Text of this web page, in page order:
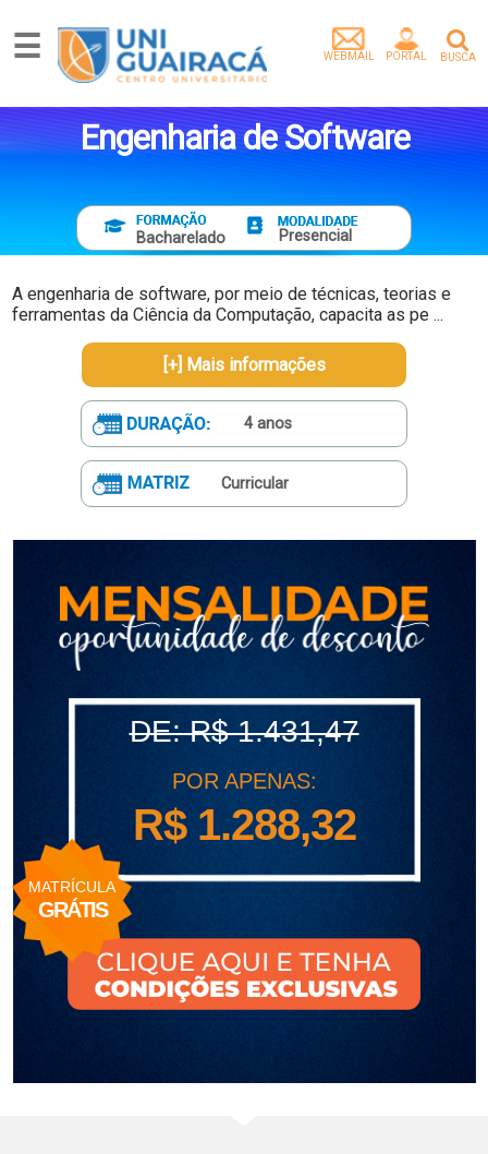
Graduação
Graduação
Extensão
Egressos
Extensão
Vídeos
Instituição
Empresa
parceira
Tenha
Calendário
Acadêmico
Portal
da
Biblioteca
Guairacard
Opções
Contato
☰ BUSCA
PORTAL
WEBMAIL
Engenharia de Software
Bacharelado Presencial
A engenharia de software, por meio de técnicas, teorias e
ferramentas da Ciência da Computação, capacita as pe ...
[+] Mais informações
4 anos
Curricular
MATRÍCULA
GRÁTIS
DE: R$ 1.431,47
POR APENAS:
R$ 1.288,32